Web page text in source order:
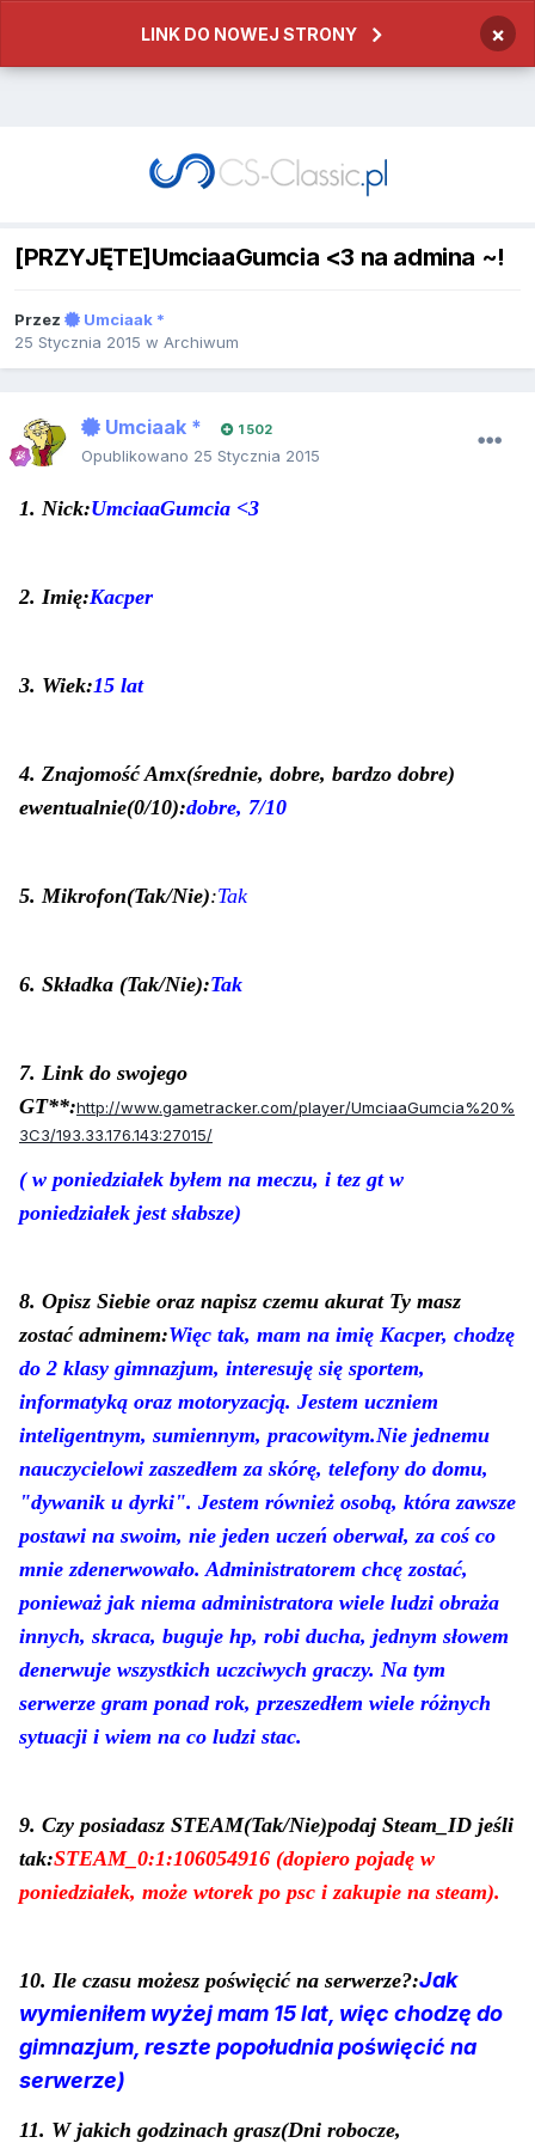
LINK DO NOWEJ STRONY ×
[PRZYJĘTE]UmciaaGumcia <3 na admina ~!
Przez
Umciaak *
25 Stycznia 2015 w Archiwum
Umciaak * 1 502
Opublikowano 25 Stycznia 2015
1. Nick:UmciaaGumcia <3
2. Imię:Kacper
3. Wiek:15 lat
4. Znajomość Amx(średnie, dobre, bardzo dobre)
ewentualnie(0/10):dobre, 7/10
5. Mikrofon(Tak/Nie):Tak
6. Składka (Tak/Nie):Tak
7. Link do swojego
GT**:http://www.gametracker.com/player/UmciaaGumcia%20%
3C3/193.33.176.143:27015/
( w poniedziałek byłem na meczu, i tez gt w
poniedziałek jest słabsze)
8. Opisz Siebie oraz napisz czemu akurat Ty masz
zostać adminem:Więc tak, mam na imię Kacper, chodzę
do 2 klasy gimnazjum, interesuję się sportem,
informatyką oraz motoryzacją. Jestem uczniem
inteligentnym, sumiennym, pracowitym.Nie jednemu
nauczycielowi zaszedłem za skórę, telefony do domu,
"dywanik u dyrki". Jestem również osobą, która zawsze
postawi na swoim, nie jeden uczeń oberwał, za coś co
mnie zdenerwowało. Administratorem chcę zostać,
ponieważ jak niema administratora wiele ludzi obraża
innych, skraca, buguje hp, robi ducha, jednym słowem
denerwuje wszystkich uczciwych graczy. Na tym
serwerze gram ponad rok, przeszedłem wiele różnych
sytuacji i wiem na co ludzi stac.
9. Czy posiadasz STEAM(Tak/Nie)podaj Steam_ID jeśli
tak:STEAM_0:1:106054916 (dopiero pojadę w
poniedziałek, może wtorek po psc i zakupie na steam).
10. Ile czasu możesz poświęcić na serwerze?:Jak
wymieniłem wyżej mam 15 lat, więc chodzę do
gimnazjum, reszte popołudnia poświęcić na
serwerze)
11. W jakich godzinach grasz(Dni robocze,